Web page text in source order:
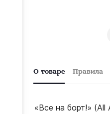
О товаре Правила
«Все на борт!» (All